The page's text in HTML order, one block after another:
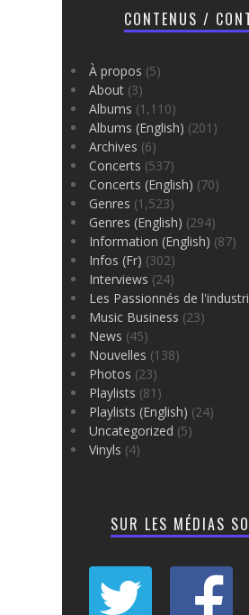
CONTENUS /
À propos (5)
About (3)
Albums (1,110)
Albums (English) (201)
Archives (6)
Concerts (537)
Concerts (English) (70)
Genres (1,523)
Genres (English) (294)
Information (English) (87)
Infos (Fr) (302)
Interviews (24)
Les Passionnés de
Music Business (23)
News (45)
Nouvelles (138)
Photos (23)
Playlists (81)
Playlists (English) (24)
Uncategorized (5)
Vinyls (4)
SUR LES MÉDIAS